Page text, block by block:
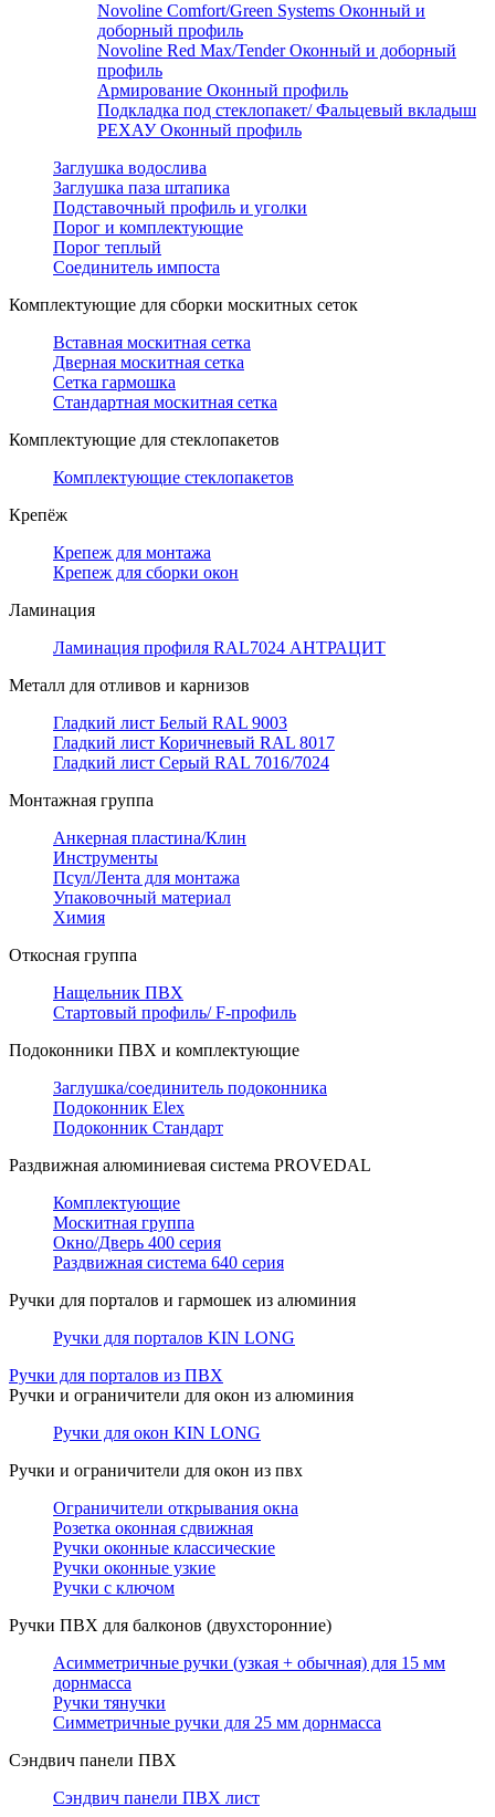
Novoline Comfort/Green Systems Оконный и
доборный профиль
Novoline Red Max/Tender Оконный и доборный
профиль
Армирование Оконный профиль
Подкладка под стеклопакет/ Фальцевый вкладыш
РЕХАУ Оконный профиль
Заглушка водослива
Заглушка паза штапика
Подставочный профиль и уголки
Порог и комплектующие
Порог теплый
Соединитель импоста
Комплектующие для сборки москитных сеток
Вставная москитная сетка
Дверная москитная сетка
Сетка гармошка
Стандартная москитная сетка
Комплектующие для стеклопакетов
Комплектующие стеклопакетов
Крепёж
Крепеж для монтажа
Крепеж для сборки окон
Ламинация
Ламинация профиля RAL7024 АНТРАЦИТ
Металл для отливов и карнизов
Гладкий лист Белый RAL 9003
Гладкий лист Коричневый RAL 8017
Гладкий лист Серый RAL 7016/7024
Монтажная группа
Анкерная пластина/Клин
Инструменты
Псул/Лента для монтажа
Упаковочный материал
Химия
Откосная группа
Нащельник ПВХ
Стартовый профиль/ F-профиль
Подоконники ПВХ и комплектующие
Заглушка/соединитель подоконника
Подоконник Elex
Подоконник Стандарт
Раздвижная алюминиевая система PROVEDAL
Комплектующие
Москитная группа
Окно/Дверь 400 серия
Раздвижная система 640 серия
Ручки для порталов и гармошек из алюминия
Ручки для порталов KIN LONG
Ручки для порталов из ПВХ
Ручки и ограничители для окон из алюминия
Ручки для окон KIN LONG
Ручки и ограничители для окон из пвх
Ограничители открывания окна
Розетка оконная сдвижная
Ручки оконные классические
Ручки оконные узкие
Ручки с ключом
Ручки ПВХ для балконов (двухсторонние)
Асимметричные ручки (узкая + обычная) для 15 мм
дорнмасса
Ручки тянучки
Симметричные ручки для 25 мм дорнмасса
Сэндвич панели ПВХ
Сэндвич панели ПВХ лист